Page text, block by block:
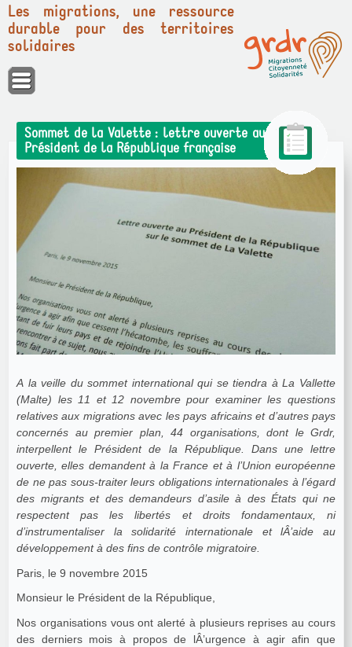
Panneau de gestion des cookies
Les migrations, une ressource
durable pour des territoires
solidaires
Sommet de la Valette : lettre ouverte au
Président de la République française
A la veille du sommet international qui se tiendra à La Vallette
(Malte) les 11 et 12 novembre pour examiner les questions
relatives aux migrations avec les pays africains et d’autres pays
concernés au premier plan, 44 organisations, dont le Grdr,
interpellent le Président de la République. Dans une lettre
ouverte, elles demandent à la France et à l’Union européenne
de ne pas sous-traiter leurs obligations internationales à l’égard
des migrants et des demandeurs d’asile à des États qui ne
respectent pas les libertés et droits fondamentaux, ni
d’instrumentaliser la solidarité internationale et lÂ’aide au
développement à des fins de contrôle migratoire.
Paris, le 9 novembre 2015
Monsieur le Président de la République,
Nos organisations vous ont alerté à plusieurs reprises au cours
des derniers mois à propos de lÂ’urgence à agir afin que